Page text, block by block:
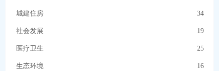
城建住房 34
社会发展 19
医疗卫生 25
生态环境 16